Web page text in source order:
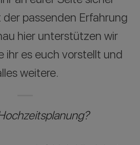
passenden Erfahrung
hier unterstützen wir
ihr es euch vorstellt und
weitere.